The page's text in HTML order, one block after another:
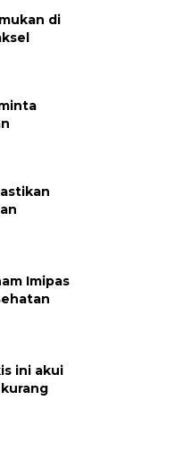
di
Imipas
ini akui